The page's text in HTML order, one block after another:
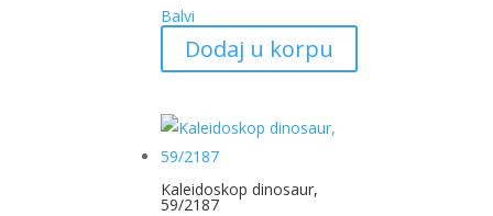
Balvi
Dodaj u korpu
Kaleidoskop dinosaur,
59/2187